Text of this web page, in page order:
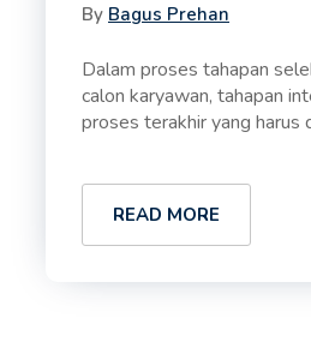
By Bagus Prehan
Dalam proses tahapan
calon karyawan, tahapan
proses terakhir yang harus
READ MORE